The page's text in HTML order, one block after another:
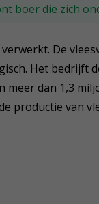
boer die zich
De
Het bedrijft
meer dan 1,3
productie van